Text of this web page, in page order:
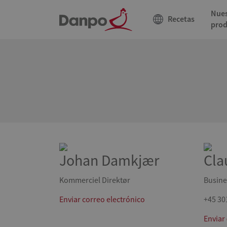
Recetas
Johan Damkjær
Kommerciel Direktør
Enviar correo electrónico
+45